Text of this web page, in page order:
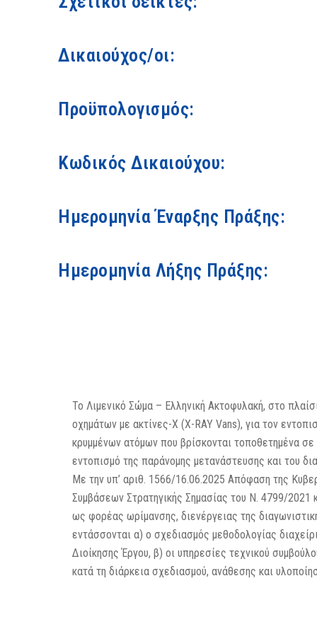
Δικαιούχος/οι:
Προϋπολογισμός:
Κωδικός Δικαιούχου:
Ημερομηνία Έναρξης Πράξης:
Ημερομηνία Λήξης Πράξης:
Το Λιμενικό Σώμα – Ελληνική Ακτοφυλακή, στο
οχημάτων με ακτίνες-Χ (X-RAY Vans), για τον
κρυμμένων ατόμων που βρίσκονται τοποθετημένα
εντοπισμό της παράνομης μετανάστευσης και του
Με την υπ’ αριθ. 1566/16.06.2025 Απόφαση της
Συμβάσεων Στρατηγικής Σημασίας του Ν. 4799/2021
ως φορέας ωρίμανσης, διενέργειας της
εντάσσονται α) ο σχεδιασμός μεθοδολογίας
Διοίκησης Έργου, β) οι υπηρεσίες τεχνικού
κατά τη διάρκεια σχεδιασμού, ανάθεσης και